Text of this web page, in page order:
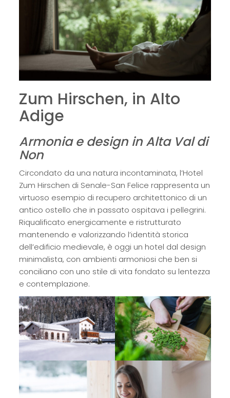
Zum Hirschen, in Alto
Adige
Armonia e design in Alta Val di
Non
Circondato da una natura incontaminata, l’Hotel
Zum Hirschen di Senale-San Felice rappresenta un
virtuoso esempio di recupero architettonico di un
antico ostello che in passato ospitava i pellegrini.
Riqualificato energicamente e ristrutturato
mantenendo e valorizzando l’identità storica
dell’edificio medievale, è oggi un hotel dal design
minimalista, con ambienti armoniosi che ben si
conciliano con uno stile di vita fondato su lentezza
e contemplazione.